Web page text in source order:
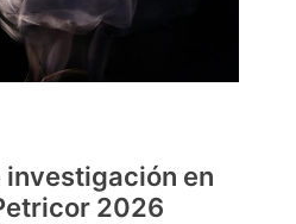
investigación en
2026